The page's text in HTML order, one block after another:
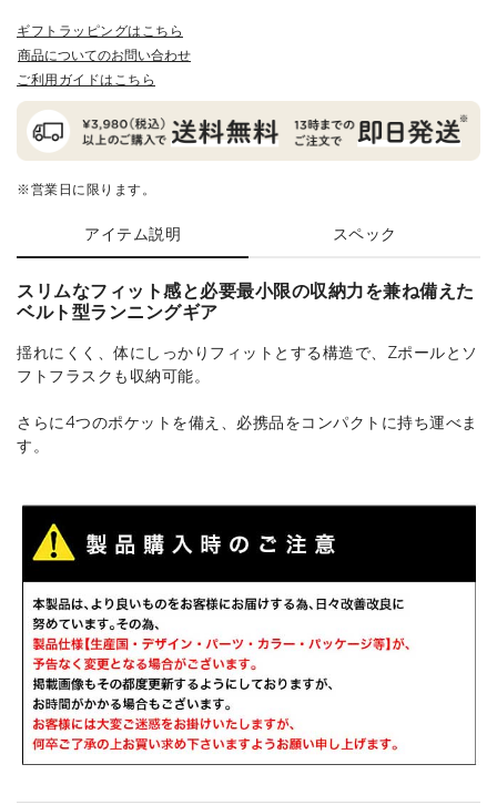
ギフトラッピングはこちら
商品についてのお問い合わせ
ご利用ガイドはこちら
※営業日に限ります。
アイテム説明 スペック
スリムなフィット感と必要最小限の収納力を兼ね備えた
ベルト型ランニングギア
揺れにくく、体にしっかりフィットとする構造で、Zポールとソ
フトフラスクも収納可能。
さらに4つのポケットを備え、必携品をコンパクトに持ち運べま
す。